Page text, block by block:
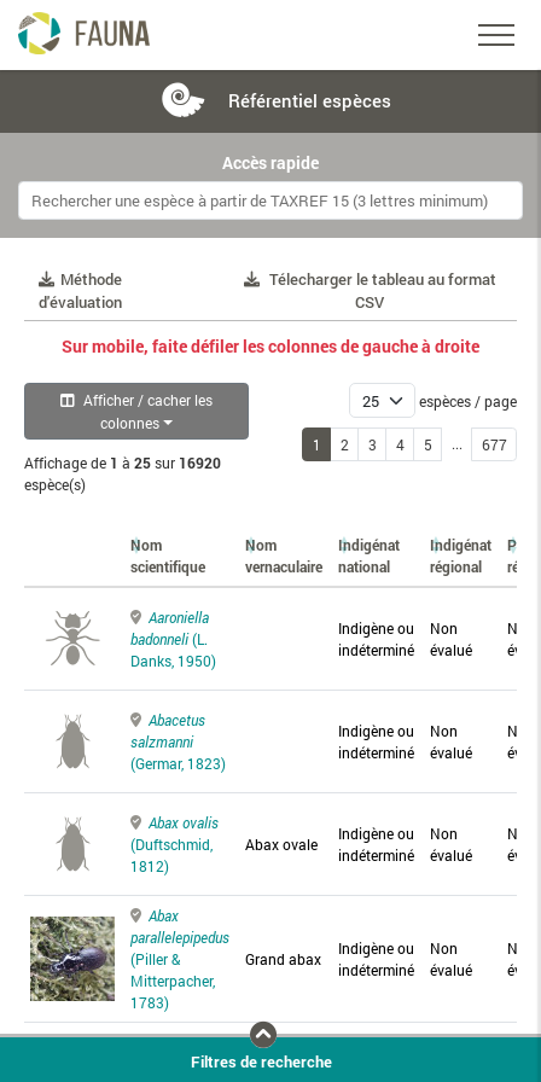
Référentiel espèces
Accès rapide
Méthode
d'évaluation
Télecharger le tableau au format
CSV
Sur mobile, faite défiler les colonnes de gauche à droite
Afficher / cacher les
colonnes
Affichage de 1 à 25sur 16920
espèce(s)
espèces / page
1 2 3 4 5 ... 677
Nom
scientifique
Nom
vernaculaire
Indigénat
national
Indigénat
régional
Aaroniella
badonneli(L.
Danks, 1950)
Indigène ou
indéterminé
Non
évalué
Non
Abacetus
salzmanni
(Germar, 1823)
Indigène ou
indéterminé
Non
évalué
Non
Abax ovalis
(Duftschmid,
1812)
Abax ovale
Indigène ou
indéterminé
Non
évalué
Non
Abax
parallelepipedus
(Piller &
Mitterpacher,
1783)
Grand abax
Indigène ou
indéterminé
Non
évalué
Non
Abax
Abax
Filtres de recherche